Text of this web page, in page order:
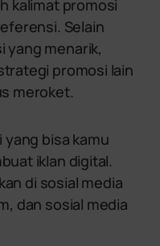
kalimat promosi
Selain
yang menarik,
promosi lain
meroket.
bisa kamu
iklan digital.
di sosial media
dan sosial media